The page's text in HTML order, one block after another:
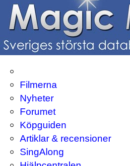
Filmerna
Nyheter
Forumet
Köpguiden
Artiklar & recensioner
SingAlong